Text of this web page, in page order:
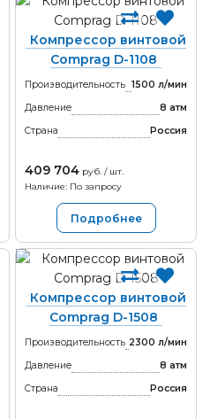
Компрессор винтовой
Comprag D-1108
Производительность 1500 л/мин
Давление
8 атм
Страна
Россия
409 704 руб. / шт.
Наличие: По запросу
Подробнее
Компрессор винтовой
Comprag D-1508
Производительность 2300 л/мин
Давление
8 атм
Страна
Россия